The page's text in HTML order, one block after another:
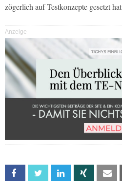
zögerlich auf Testkonzepte gesetzt
Anzeige
Facebook Twitter Linkedin Xing